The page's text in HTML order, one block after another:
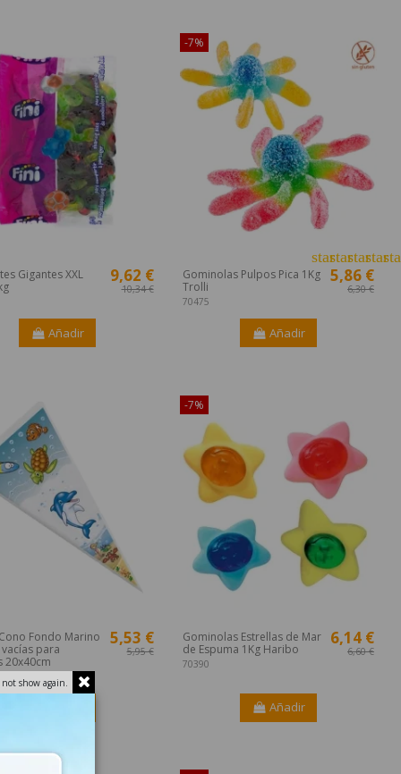
Gigantes XXL
9,62 €
10,34 €
Añadir
-7%
Gominolas Pulpos Pica 1Kg
Trolli
70475
5,86 €
6,30 €
starstarstarstar
Añadir
Fondo Marino
para
20x40cm
5,53 €
5,95 €
-7%
Gominolas Estrellas de Mar
de Espuma 1Kg Haribo
70390
6,14 €
6,60 €
Añadir
not show again.